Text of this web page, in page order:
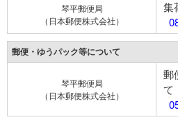
琴平郵便局
（日本郵便株式会社）
集
郵便・ゆうパック等について
琴平郵便局
（日本郵便株式会社）
郵
て